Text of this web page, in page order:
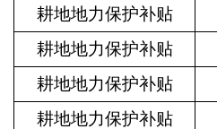
耕地地力保护补贴
耕地地力保护补贴
耕地地力保护补贴
耕地地力保护补贴